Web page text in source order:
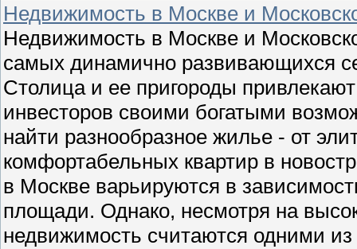
Недвижимость в Москве и
Недвижимость в Москве и
самых динамично развивающихся
Столица и ее пригороды
инвесторов своими богатыми
найти разнообразное жилье - от
комфортабельных квартир в
в Москве варьируются в
площади. Однако, несмотря на
недвижимость считаются одними